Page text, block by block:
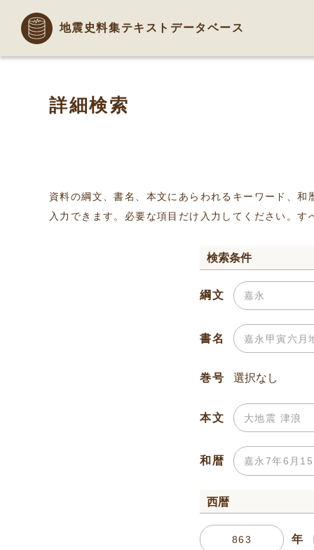
地震史料集テキストデータベース
詳細検索
資料の綱文、書名、本文にあらわれるキーワード、
入力できます。必要な項目だけ入力してください。
検索条件
綱文
書名
巻号
本文
和暦
西暦
年